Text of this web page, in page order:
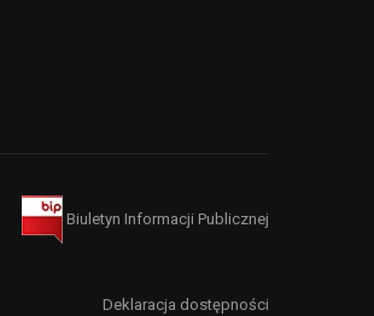
Biuletyn Informacji Publicznej
Deklaracja dostępności